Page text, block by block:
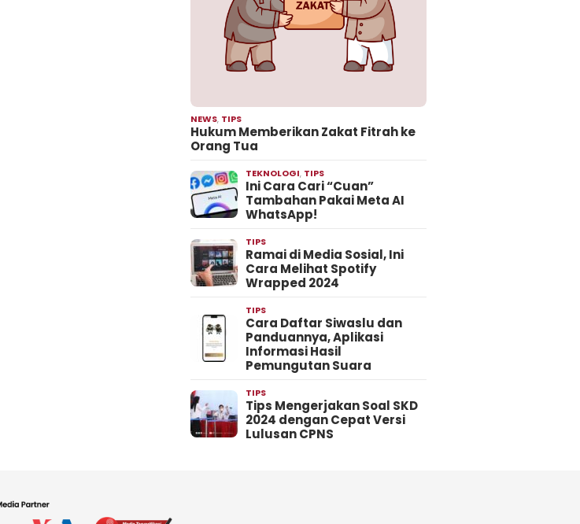
NEWS, TIPS
Hukum Memberikan Zakat Fitrah ke
Orang Tua
TEKNOLOGI, TIPS
Ini Cara Cari “Cuan”
Tambahan Pakai Meta AI
WhatsApp!
TIPS
Ramai di Media Sosial, Ini
Cara Melihat Spotify
Wrapped 2024
TIPS
Cara Daftar Siwaslu dan
Panduannya, Aplikasi
Informasi Hasil
Pemungutan Suara
TIPS
Tips Mengerjakan Soal SKD
2024 dengan Cepat Versi
Lulusan CPNS